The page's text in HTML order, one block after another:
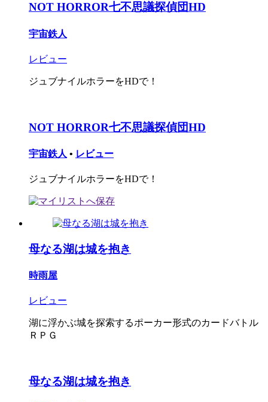
NOT HORROR七不思議探偵団HD
宇宙鉄人
レビュー
ジュブナイルホラーをHDで！
NOT HORROR七不思議探偵団HD
宇宙鉄人 • レビュー
ジュブナイルホラーをHDで！
母なる湖は城を抱き
時雨屋
レビュー
湖に浮かぶ城を探索するポーカー形式のカードバトル
ＲＰＧ
母なる湖は城を抱き